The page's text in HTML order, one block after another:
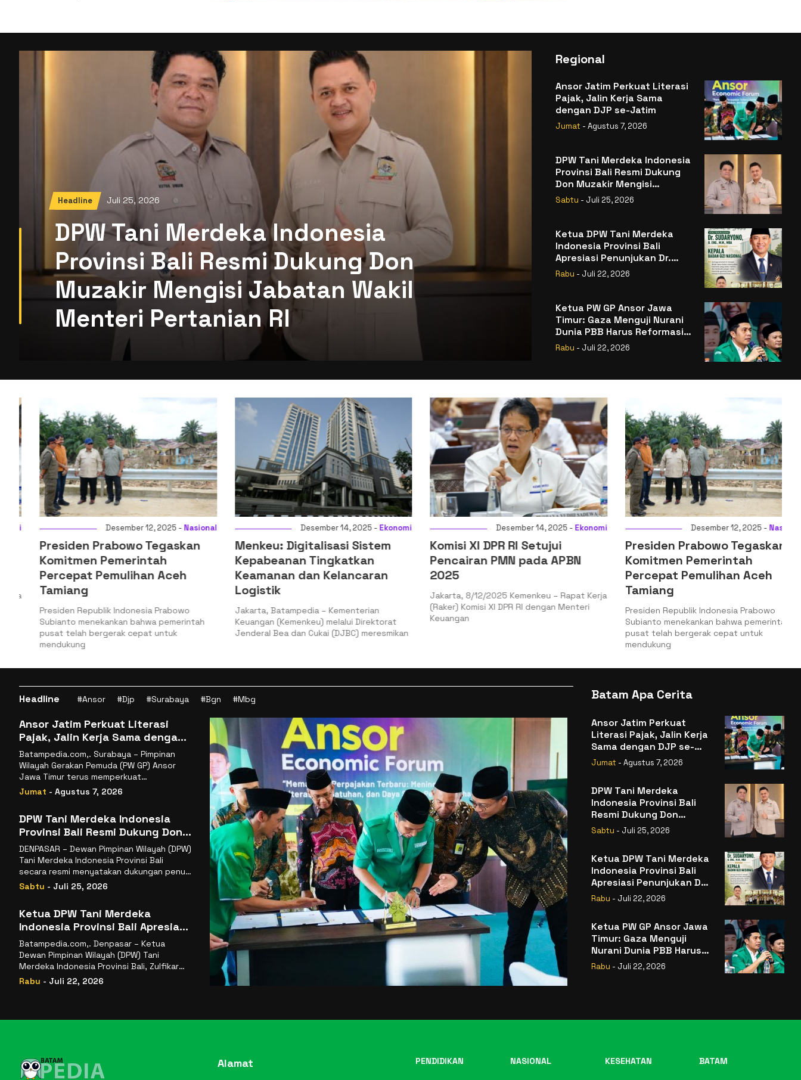
Headline Juli 25, 2026
DPW Tani Merdeka Indonesia
Provinsi Bali Resmi Dukung Don
Muzakir Mengisi Jabatan Wakil
Menteri Pertanian RI
Regional
Ansor Jatim Perkuat Literasi
Pajak, Jalin Kerja Sama
dengan DJP se-Jatim
Jumat - Agustus 7, 2026
DPW Tani Merdeka Indonesia
Provinsi Bali Resmi Dukung
Don Muzakir Mengisi
Jabatan Wakil Menteri
Pertanian RI
Sabtu - Juli 25, 2026
Ketua DPW Tani Merdeka
Indonesia Provinsi Bali
Apresiasi Penunjukan Dr.
Sudaryono sebagai Kepala
Badan Gizi Nasional
Rabu - Juli 22, 2026
Ketua PW GP Ansor Jawa
Timur: Gaza Menguji Nurani
Dunia PBB Harus Reformasi
Total atau Kehilangan
Rabu - Juli 22, 2026
Desember 12, 2025 -Nasional
Presiden Prabowo Tegaskan
Komitmen Pemerintah
Percepat Pemulihan Aceh
Tamiang
Presiden Republik Indonesia Prabowo
Subianto menekankan bahwa pemerintah
pusat telah bergerak cepat untuk
mendukung
Desember 14, 2025 -Ekonomi
Menkeu: Digitalisasi Sistem
Kepabeanan Tingkatkan
Keamanan dan Kelancaran
Logistik
Jakarta, Batampedia – Kementerian
Keuangan (Kemenkeu) melalui Direktorat
Jenderal Bea dan Cukai (DJBC) meresmikan
Desember 14, 2025 -Ekonomi
Komisi XI DPR RI Setujui
Pencairan PMN pada APBN
2025
Jakarta, 8/12/2025 Kemenkeu – Rapat Kerja
(Raker) Komisi XI DPR RI dengan Menteri
Keuangan
Desember 12, 2025 -Nasional
Presiden Prabowo Tegaskan
Komitmen Pemerintah
Percepat Pemulihan Aceh
Tamiang
Presiden Republik Indonesia Prabowo
Subianto menekankan bahwa pemerintah
pusat telah bergerak cepat untuk
mendukung
Headline #Ansor #Djp #Surabaya #Bgn #Mbg
Ansor Jatim Perkuat Literasi
Pajak, Jalin Kerja Sama dengan
DJP se-Jatim
Batampedia.com,. Surabaya – Pimpinan
Wilayah Gerakan Pemuda (PW GP) Ansor
Jawa Timur terus memperkuat
komitmennya dalam membangun
kemandirian ekonomi
Jumat - Agustus 7, 2026
DPW Tani Merdeka Indonesia
Provinsi Bali Resmi Dukung Don
Muzakir Mengisi Jabatan Wakil
Menteri Pertanian RI
DENPASAR – Dewan Pimpinan Wilayah (DPW)
Tani Merdeka Indonesia Provinsi Bali
secara resmi menyatakan dukungan penuh
kepada Ketua Umum
Sabtu - Juli 25, 2026
Ketua DPW Tani Merdeka
Indonesia Provinsi Bali Apresiasi
Penunjukan Dr. Sudaryono
sebagai Kepala Badan Gizi
Nasional
Batampedia.com,. Denpasar – Ketua
Dewan Pimpinan Wilayah (DPW) Tani
Merdeka Indonesia Provinsi Bali, Zulfikar
Wijaya, S.E., menyampaikan ucapan
Rabu - Juli 22, 2026
Batam Apa Cerita
Ansor Jatim Perkuat
Literasi Pajak, Jalin Kerja
Sama dengan DJP se-
Jatim
Jumat - Agustus 7, 2026
DPW Tani Merdeka
Indonesia Provinsi Bali
Resmi Dukung Don
Muzakir Mengisi Jabatan
Wakil Menteri Pertanian
Sabtu - Juli 25, 2026
Ketua DPW Tani Merdeka
Indonesia Provinsi Bali
Apresiasi Penunjukan Dr.
Sudaryono sebagai
Kepala Badan Gizi
Rabu - Juli 22, 2026
Ketua PW GP Ansor Jawa
Timur: Gaza Menguji
Nurani Dunia PBB Harus
Reformasi Total atau
Kehilangan Legitimasi
Rabu - Juli 22, 2026
Alamat PENDIDIKAN NASIONAL KESEHATAN BATAM